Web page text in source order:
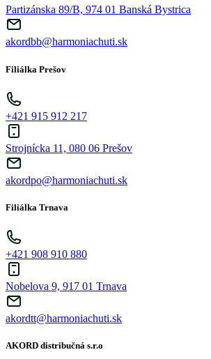
Partizánska 89/B, 974 01 Banská Bystrica
akordbb@harmoniachuti.sk
Filiálka Prešov
+421 915 912 217
Strojnícka 11, 080 06 Prešov
akordpo@harmoniachuti.sk
Filiálka Trnava
+421 908 910 880
Nobelova 9, 917 01 Trnava
akordtt@harmoniachuti.sk
AKORD distribučná s.r.o